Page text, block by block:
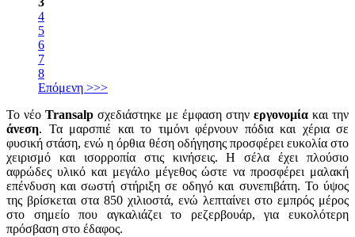
4
5
6
7
8
Επόμενη >>>
Το νέο Transalp σχεδιάστηκε με έμφαση στην εργονομία και την
άνεση. Τα μαρσπιέ και το τιμόνι φέρνουν πόδια και χέρια σε
φυσική στάση, ενώ η όρθια θέση οδήγησης προσφέρει ευκολία στο
χειρισμό και ισορροπία στις κινήσεις. Η σέλα έχει πλούσιο
αφρώδες υλικό και μεγάλο μέγεθος ώστε να προσφέρει μαλακή
επένδυση και σωστή στήριξη σε οδηγό και συνεπιβάτη. Το ύψος
της βρίσκεται στα 850 χιλιοστά, ενώ λεπταίνει στο εμπρός μέρος
στο σημείο που αγκαλιάζει το ρεζερβουάρ, για ευκολότερη
πρόσβαση στο έδαφος.